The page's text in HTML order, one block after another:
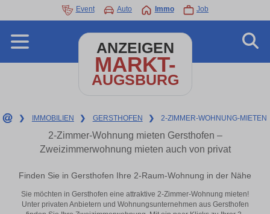
Event Auto Immo Job
ANZEIGEN
MARKT-
AUGSBURG
❯ IMMOBILIEN ❯ GERSTHOFEN ❯ 2-ZIMMER-WOHNUNG-MIETEN
2-Zimmer-Wohnung mieten Gersthofen –
Zweizimmerwohnung mieten auch von privat
Finden Sie in Gersthofen Ihre 2-Raum-Wohnung in der Nähe
Sie möchten in Gersthofen eine attraktive 2-Zimmer-Wohnung mieten!
Unter privaten Anbietern und Wohnungsunternehmen aus Gersthofen